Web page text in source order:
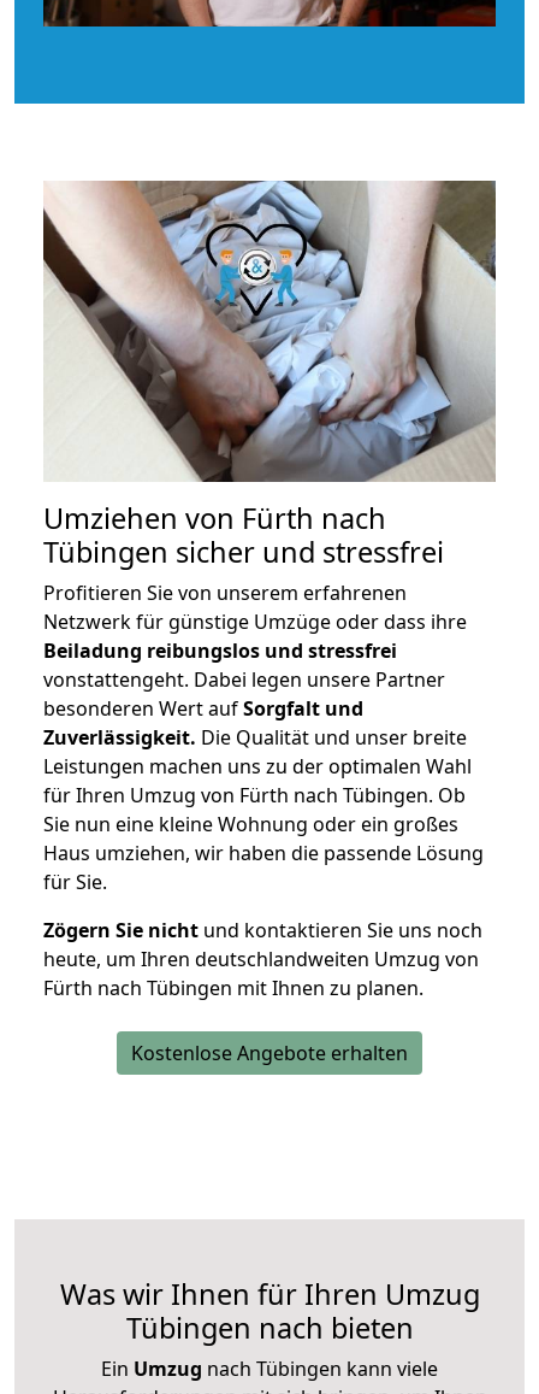
Umziehen von Fürth nach
Tübingen sicher und stressfrei
Profitieren Sie von unserem erfahrenen
Netzwerk für günstige Umzüge oder dass ihre
Beiladung reibungslos und stressfrei
vonstattengeht. Dabei legen unsere Partner
besonderen Wert aufSorgfalt und
Zuverlässigkeit. Die Qualität und unser breite
Leistungen machen uns zu der optimalen Wahl
für Ihren Umzug von Fürth nach Tübingen. Ob
Sie nun eine kleine Wohnung oder ein großes
Haus umziehen, wir haben die passende Lösung
für Sie.
Zögern Sie nicht und kontaktieren Sie uns noch
heute, um Ihren deutschlandweiten Umzug von
Fürth nach Tübingen mit Ihnen zu planen.
Kostenlose Angebote erhalten
Was wir Ihnen für Ihren Umzug
Tübingen nach bieten
Ein Umzug nach Tübingen kann viele